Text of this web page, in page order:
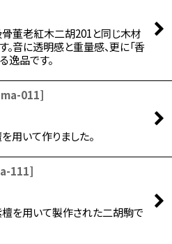
骨董老紅木二胡201と同じ木材
。音に透明感と重量感、更に「香
逸品です。
011]
用いて作りました。
111]
檀を用いて製作された二胡駒で